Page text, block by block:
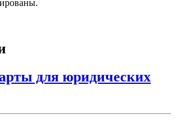
для юридических